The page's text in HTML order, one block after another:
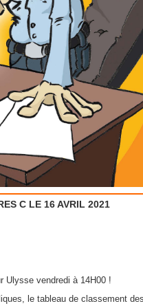
C LE 16 AVRIL 2021
Ulysse vendredi à 14H00 !
le tableau de classement